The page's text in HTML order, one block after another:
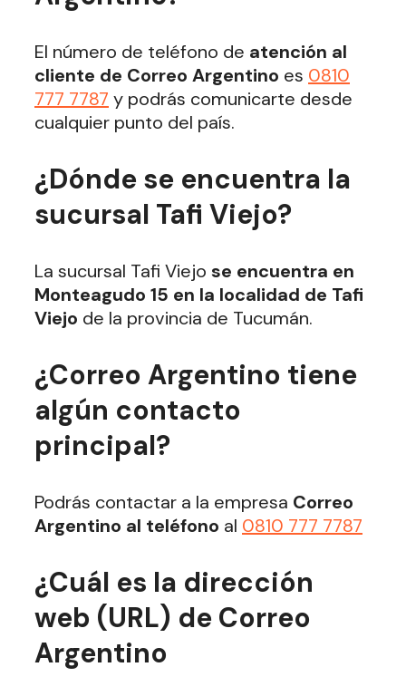
El número de teléfono de atención al
cliente de Correo Argentino es 0810
777 7787 y podrás comunicarte desde
cualquier punto del país.
¿Dónde se encuentra la
sucursal Tafi Viejo?
La sucursal Tafi Viejo se encuentra en
Monteagudo 15 en la localidad de Tafi
Viejo de la provincia de Tucumán.
¿Correo Argentino tiene
algún contacto
principal?
Podrás contactar a la empresa Correo
Argentino al teléfono al 0810 777 7787
¿Cuál es la dirección
web (URL) de Correo
Argentino